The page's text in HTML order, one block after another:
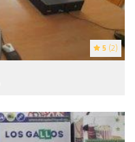
5 (2)